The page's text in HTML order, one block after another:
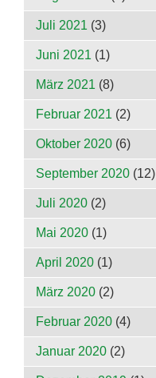
Juli 2021 (3)
Juni 2021 (1)
März 2021 (8)
Februar 2021 (2)
Oktober 2020 (6)
September 2020 (12)
Juli 2020 (2)
Mai 2020 (1)
April 2020 (1)
März 2020 (2)
Februar 2020 (4)
Januar 2020 (2)